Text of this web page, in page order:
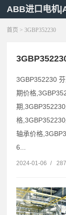
ABB进口电机
首页 > 3GBP352230
3GBP352230
期价格
期
格
轴承价格
6...
2024-01-06 /